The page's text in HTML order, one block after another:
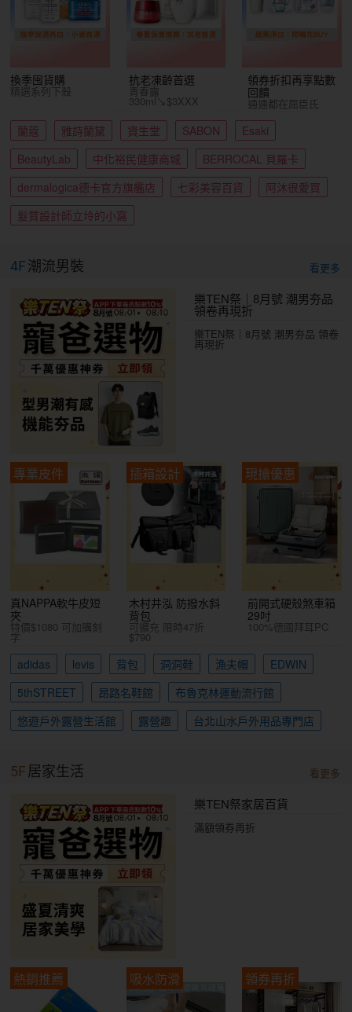
換季囤貨購
精選系列下殺
抗老凍齡首選
青春露
330ml↘$3XXX
領券折扣再享點數
回饋
通通都在屈臣氏
蘭蔻 雅詩蘭黛 資生堂 SABON
Esaki
BeautyLab
中化裕民健康商城
BERROCAL 貝羅卡
dermalogica德卡官方旗艦店
七彩美容百貨
阿沐很愛買
髮質設計師立坽的小窩
4F潮流男裝 看更多
樂TEN祭｜8月號 潮男夯品
領卷再現折
樂TEN祭｜8月號 潮男夯品 領卷
再現折
專業皮件
真NAPPA軟牛皮短
夾
特價$1080 可加購刻
字
插箱設計
木村井泓 防撥水斜
背包
可擴充 限時47折
$790
現搶優惠
前開式硬殼煞車箱
29吋
100%德國拜耳PC
adidas levis 背包 洞洞鞋 漁夫帽
EDWIN
5thSTREET
昂路名鞋館
布魯克林運動流行館
悠遊戶外露營生活館
露營趣 台北山水戶外用品專門店
5F 居家生活 看更多
樂TEN祭家居百貨
滿額領券再折
熱銷推薦 吸水防滑 領券再折